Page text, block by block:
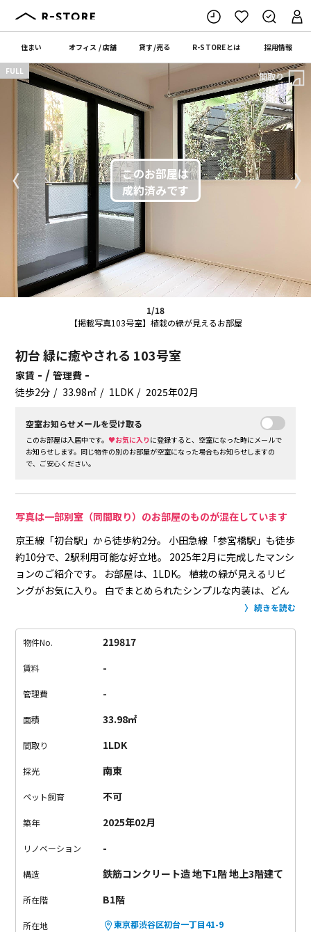
住まい オフィス /店舗 貸す/売る R-STOREとは 採用情報
1/18
【掲載写真103号室】植栽の緑が見えるお部屋
〈 〉
FULL 間取り
初台 緑に癒やされる 103号室
家賃 - /管理費 -
徒歩2分 33.98㎡ 1LDK 2025年02月
空室お知らせメールを受け取る
このお部屋は入居中です。♥お気に入り に登録すると、空室になった時にメールで
お知らせします。同じ物件の別のお部屋が空室になった場合もお知らせしますの
で、ご安心ください。
写真は一部別室（同間取り）のお部屋のものが混在しています
京王線「初台駅」から徒歩約2分。
小田急線「参宮橋駅」も徒歩
約10分で、2駅利用可能な好立地。
2025年2月に完成したマンシ
ョンのご紹介です。
お部屋は、1LDK。
植栽の緑が見えるリビ
ングがお気に入り。
白でまとめられたシンプルな内装は、どん
快適な生活を支える室内
新宿までは1駅。
参宮橋駅まで歩いたら、代々木上原や下北沢に
で、新生活を始めませんか。
続きを読む
物件No. 219817
賃料 -
管理費 -
面積 33.98㎡
間取り 1LDK
採光 南東
ペット飼育 不可
築年 2025年02月
リノベーション -
構造 鉄筋コンクリート造 地下1階 地上3階建て
所在階 B1階
所在地 東京都渋谷区初台一丁目41-9